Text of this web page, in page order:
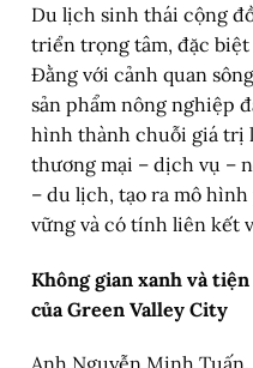
Du lịch sinh thái cộng
triển trọng tâm, đặc biệt
Đằng với cảnh quan
sản phẩm nông nghiệp
hình thành chuỗi giá trị
thương mại – dịch vụ –
– du lịch, tạo ra mô
vững và có tính liên kết
Không gian xanh và
của Green Valley City